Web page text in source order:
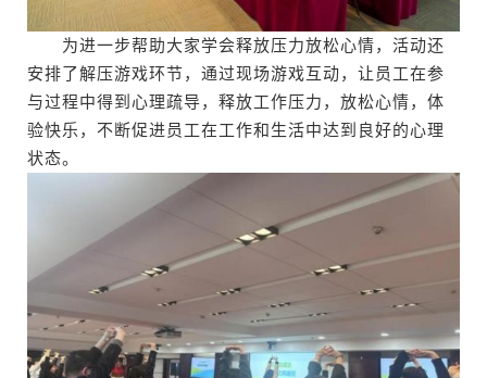
为进一步帮助大家学会释放压力放松心情，活动还
安排了解压游戏环节，通过现场游戏互动，让员工在参
与过程中得到心理疏导，释放工作压力，放松心情，体
验快乐，不断促进员工在工作和生活中达到良好的心理
状态。